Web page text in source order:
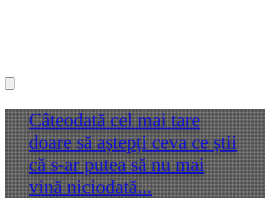
Câteodată cel mai tare
doare să aștepți ceva ce știi
că s-ar putea să nu mai
vină niciodată...